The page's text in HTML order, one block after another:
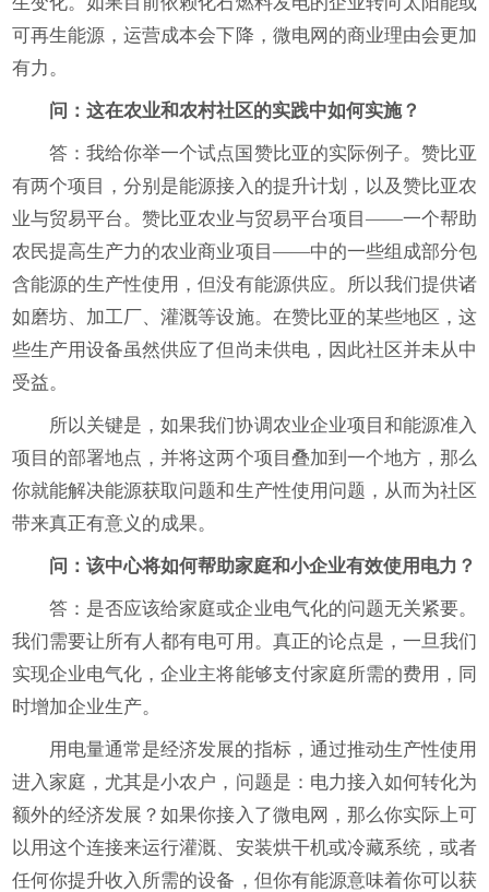
可再生能源，运营成本会下降，微电网的商业理由会更加
有力。
问：这在农业和农村社区的实践中如何实施？
答：我给你举一个试点国赞比亚的实际例子。赞比亚
有两个项目，分别是能源接入的提升计划，以及赞比亚农
业与贸易平台。赞比亚农业与贸易平台项目——一个帮助
农民提高生产力的农业商业项目——中的一些组成部分包
含能源的生产性使用，但没有能源供应。所以我们提供诸
如磨坊、加工厂、灌溉等设施。在赞比亚的某些地区，这
些生产用设备虽然供应了但尚未供电，因此社区并未从中
受益。
所以关键是，如果我们协调农业企业项目和能源准入
项目的部署地点，并将这两个项目叠加到一个地方，那么
你就能解决能源获取问题和生产性使用问题，从而为社区
带来真正有意义的成果。
问：该中心将如何帮助家庭和小企业有效使用电力？
答：是否应该给家庭或企业电气化的问题无关紧要。
我们需要让所有人都有电可用。真正的论点是，一旦我们
实现企业电气化，企业主将能够支付家庭所需的费用，同
时增加企业生产。
用电量通常是经济发展的指标，通过推动生产性使用
进入家庭，尤其是小农户，问题是：电力接入如何转化为
额外的经济发展？如果你接入了微电网，那么你实际上可
以用这个连接来运行灌溉、安装烘干机或冷藏系统，或者
任何你提升收入所需的设备，但你有能源意味着你可以获